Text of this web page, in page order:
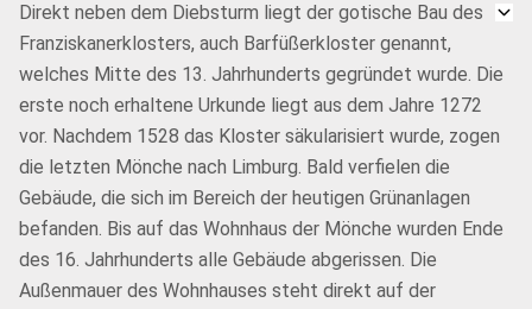
Direkt neben dem Diebsturm liegt der gotische Bau des
Franziskanerklosters, auch Barfüßerkloster genannt,
welches Mitte des 13. Jahrhunderts gegründet wurde. Die
erste noch erhaltene Urkunde liegt aus dem Jahre 1272
vor. Nachdem 1528 das Kloster säkularisiert wurde, zogen
die letzten Mönche nach Limburg. Bald verfielen die
Gebäude, die sich im Bereich der heutigen Grünanlagen
befanden. Bis auf das Wohnhaus der Mönche wurden Ende
des 16. Jahrhunderts alle Gebäude abgerissen. Die
Außenmauer des Wohnhauses steht direkt auf der